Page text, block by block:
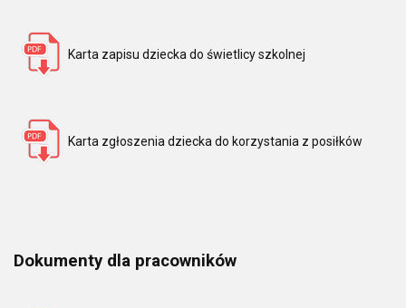
Karta zapisu dziecka do świetlicy szkolnej
Karta zgłoszenia dziecka do korzystania z posiłków
Dokumenty dla pracowników